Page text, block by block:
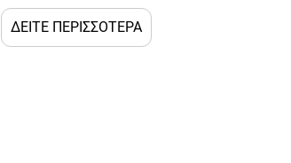
συμπαγή προϊόντα, που επικεντρώνονται
κουλτούρας των δώρων ακριβώς επειδή
ΔΕΙΤΕ ΠΕΡΙΣΣΟΤΕΡΑ